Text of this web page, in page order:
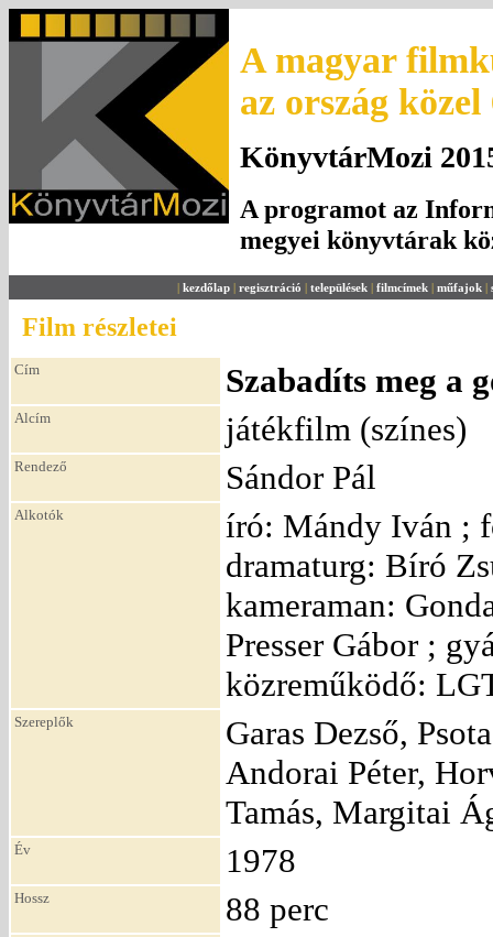
A magyar
az ország
KönyvtárMozi
A programot az
megyei könyvtárak
| kezdőlap | regisztráció | települések | filmcímek | műfajok |
Film részletei
Cím Szabadíts meg a
Alcím játékfilm (színes)
Rendező Sándor Pál
Alkotók
író: Mándy Iván ;
dramaturg: Bíró
kameraman:
Presser Gábor ;
közreműködő:
Szereplők
Garas Dezső,
Andorai Péter,
Tamás, Margitai
Év 1978
Hossz 88 perc